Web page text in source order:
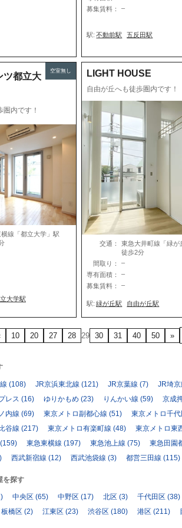
募集賃料：
–
駅: 不動前駅 五反田駅
ツ都立大
圏内です！
横線「都立大学」駅
大学駅
空室無し LIGHT HOUSE
自由が丘へも徒歩圏内です！
交通：
東急大井町線「緑
徒歩2分
間取り：
–
専有面積：
–
募集賃料：
–
駅: 緑が丘駅 自由が丘駅
10 20 27 28 29 30 31 40 50 »
(108) JR京浜東北線 (121) JR京葉線 (7) JR埼京
レス (16) ゆりかもめ (23) りんかい線 (59) 京成
内線 (69) 東京メトロ副都心線 (51) 東京メトロ千代
谷線 (217) 東京メトロ有楽町線 (48) 東京メトロ東
(159) 東急東横線 (197) 東急池上線 (75) 東急田園
西武新宿線 (12) 西武池袋線 (3) 都営三田線 (115)
を探す
中央区 (65) 中野区 (17) 北区 (3) 千代田区 (38)
板橋区 (2) 江東区 (23) 渋谷区 (180) 港区 (211)